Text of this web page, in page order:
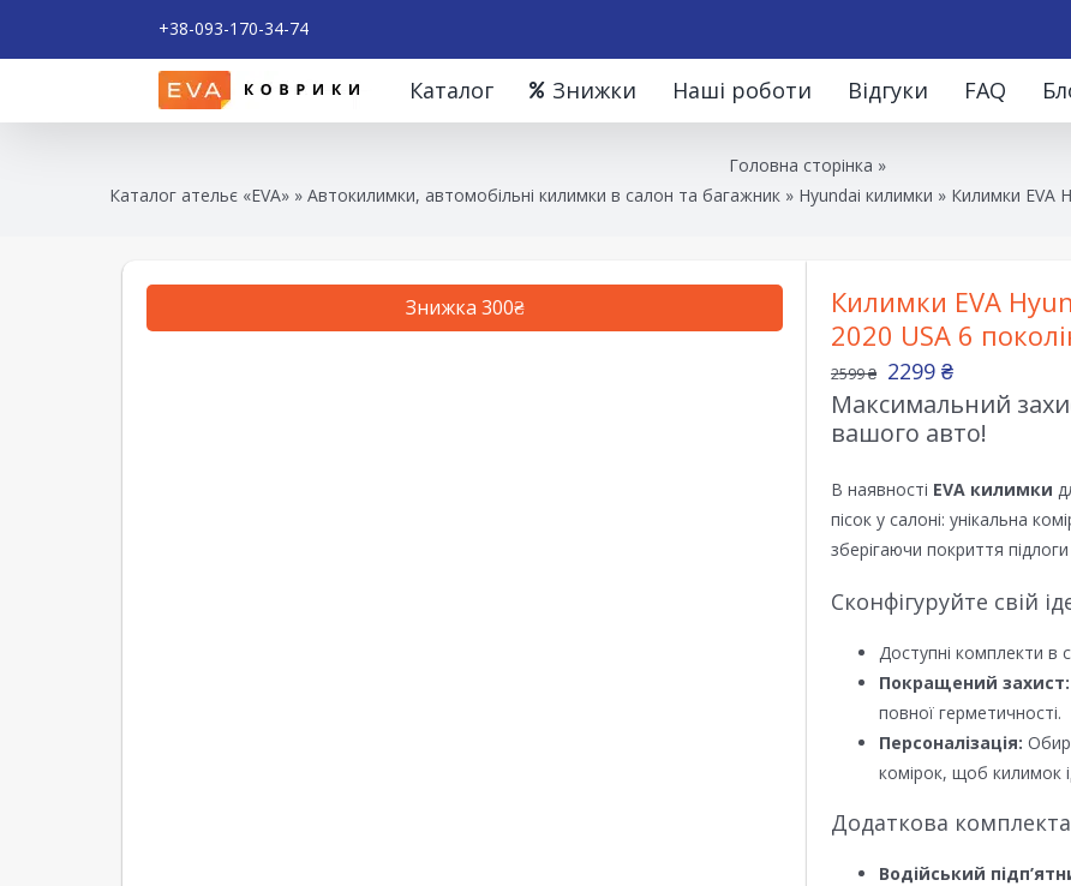
+38-093-170-34-74
Каталог Знижки Наші роботи Відгуки FAQ
Головна сторінка »
Каталог ательє «EVA»» Автокилимки, автомобільні килимки в салон та багажник » Hyundai килимки » Килимки EVA
Знижка 300₴
Килимки EVA
2020 USA 6
2599₴ 2299 ₴
Максимальний
вашого авто!
В наявності EVA килимки
пісок у салоні: унікальна
зберігаючи покриття
Сконфігуруйте свій
Доступні комплекти в
Покращений захист:
повної герметичності.
Персоналізація:
комірок, щоб килимок
Додаткова
Водійський